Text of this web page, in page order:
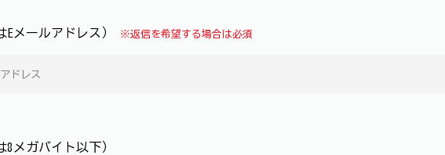
Eメールアドレス） ※返信を希望する場合は必須
メガバイト以下）